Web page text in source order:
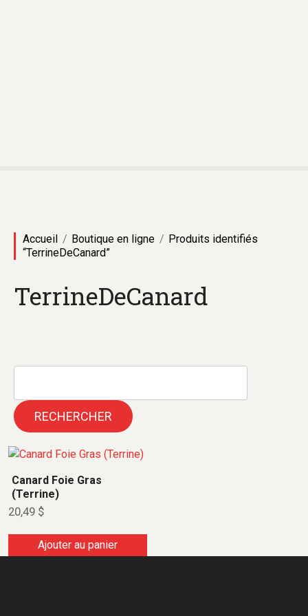
Accueil Boutique en ligne
Produits identifiés
“TerrineDeCanard”
TerrineDeCanard
RECHERCHER
Canard Foie Gras
(Terrine)
20,49 $
Ajouter au panier